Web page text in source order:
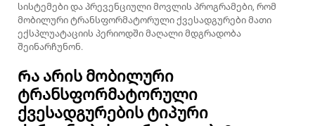
სისტემები და პრევენციული მოვლის პროგრამები, რომ
მობილური ტრანსფორმატორული ქვესადგურები მათი
ექსპლუატაციის პერიოდში მაღალი მდგრადობა
შეინარჩუნონ.
Რა არის მობილური
ტრანსფორმატორული
ქვესადგურების ტიპური